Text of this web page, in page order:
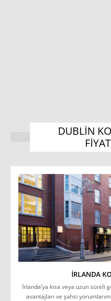
DUBLIN
İRLANDA
İrlanda’ya kısa veya uzun
avantajları ve şahsi